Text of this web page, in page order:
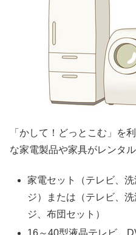
「かして！どっとこむ」を
な家電製品や家具がレンタル
家電セット（テレビ、
ジ）または（テレビ、
ジ、布団セット）